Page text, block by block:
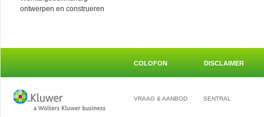
ontwerpen en construeren
COLOFON DISCLAIMER
VRAAG & AANBOD SENTRAL